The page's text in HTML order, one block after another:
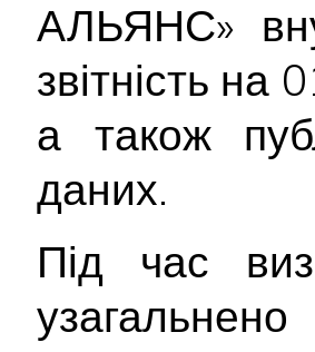
АЛЬЯНС»
звітність
а також
даних.
Під час